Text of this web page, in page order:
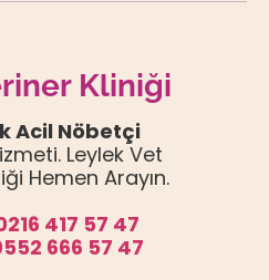
Kliniği
Acil Nöbetçi
Leylek Vet
Hemen Arayın.
417 57 47
666 57 47